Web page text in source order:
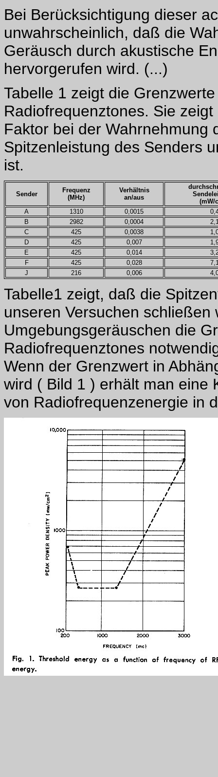
Bei Berücksichtigung dieser
unwahrscheinlich, daß die
Geräusch durch akustische
hervorgerufen wird. (...)
Tabelle 1 zeigt die
Radiofrequenztones. Sie
Faktor bei der Wahrnehmung
Spitzenleistung des Senders
ist.
Sender
Frequenz
(MHz)
Verhältnis
an/aus
(mW/
A
1310 0,0015
B
2982 0,0004
C
425 0,0038
D
425 0,007
E
425 0,014
F
425 0,028
J
216 0,006
Tabelle1 zeigt, daß die
unseren Versuchen
Umgebungsgeräuschen die
Radiofrequenztones
Wenn der Grenzwert in
wird ( Bild 1 ) erhält man eine
von Radiofrequenzenergie in